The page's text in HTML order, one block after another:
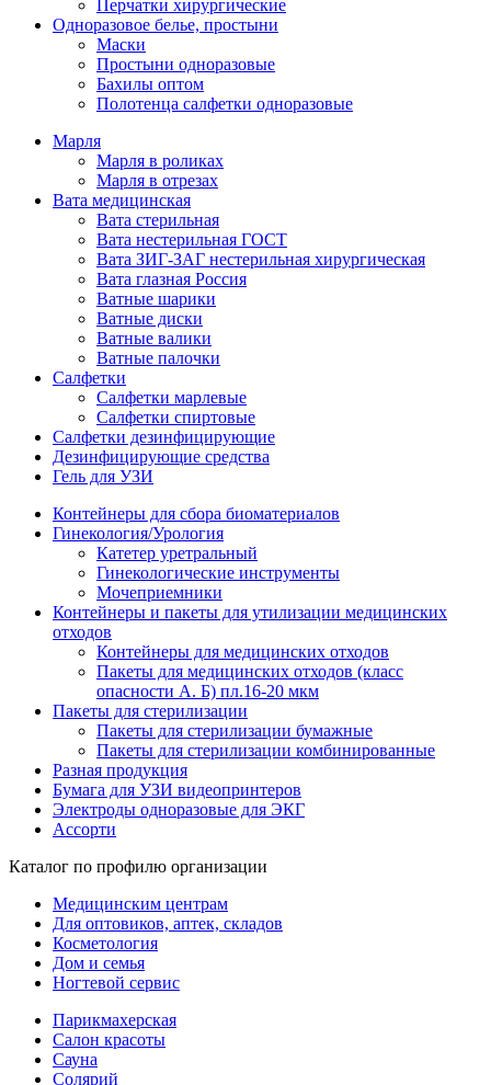
Перчатки хирургические
Одноразовое белье, простыни
Маски
Простыни одноразовые
Бахилы оптом
Полотенца салфетки одноразовые
Марля
Марля в роликах
Марля в отрезах
Вата медицинская
Вата стерильная
Вата нестерильная ГОСТ
Вата ЗИГ-ЗАГ нестерильная хирургическая
Вата глазная Россия
Ватные шарики
Ватные диски
Ватные валики
Ватные палочки
Салфетки
Салфетки марлевые
Салфетки спиртовые
Салфетки дезинфицирующие
Дезинфицирующие средства
Гель для УЗИ
Контейнеры для сбора биоматериалов
Гинекология/Урология
Катетер уретральный
Гинекологические инструменты
Мочеприемники
Контейнеры и пакеты для утилизации медицинских
отходов
Контейнеры для медицинских отходов
Пакеты для медицинских отходов (класс
опасности А. Б) пл.16-20 мкм
Пакеты для стерилизации
Пакеты для стерилизации бумажные
Пакеты для стерилизации комбинированные
Разная продукция
Бумага для УЗИ видеопринтеров
Электроды одноразовые для ЭКГ
Ассорти
Каталог по профилю организации
Медицинским центрам
Для оптовиков, аптек, складов
Косметология
Дом и семья
Ногтевой сервис
Парикмахерская
Салон красоты
Сауна
Солярий